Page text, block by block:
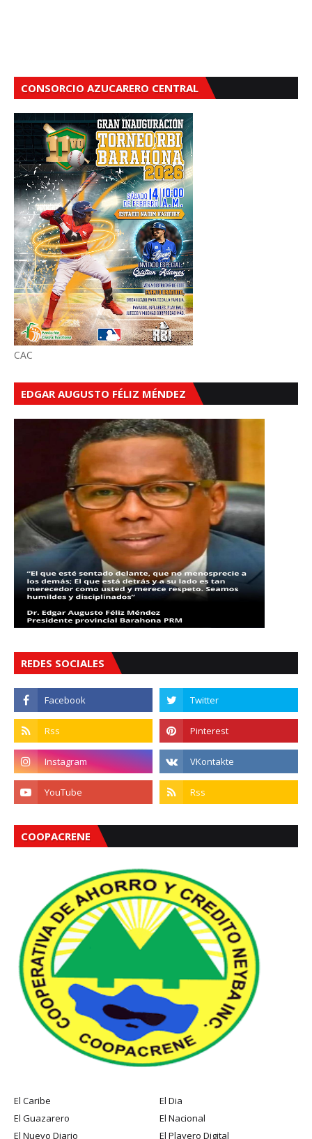
CONSORCIO AZUCARERO CENTRAL
CAC
EDGAR AUGUSTO FÉLIZ MÉNDEZ
REDES SOCIALES
COOPACRENE
El Caribe
El Dia
El Guazarero
El Nacional
El Nuevo Diario
El Playero Digital